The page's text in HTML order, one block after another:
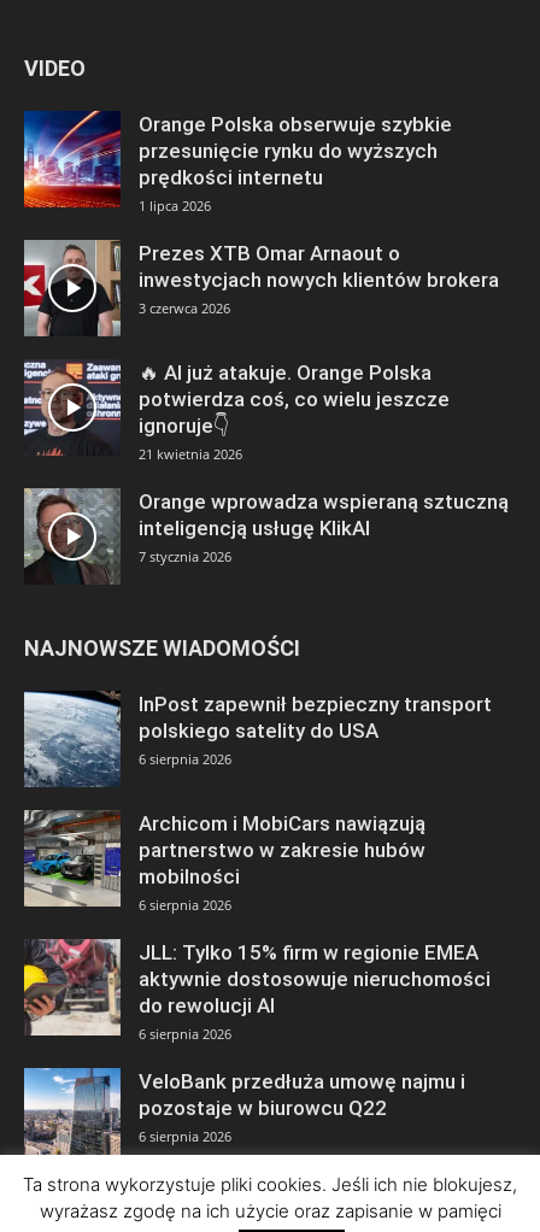
VIDEO
Orange Polska obserwuje szybkie
przesunięcie rynku do wyższych
prędkości internetu
1 lipca 2026
Prezes XTB Omar Arnaout o
inwestycjach nowych klientów brokera
3 czerwca 2026
🔥 AI już atakuje. Orange Polska
potwierdza coś, co wielu jeszcze
ignoruje👇
21 kwietnia 2026
Orange wprowadza wspieraną sztuczną
inteligencją usługę KlikAI
7 stycznia 2026
NAJNOWSZE WIADOMOŚCI
InPost zapewnił bezpieczny transport
polskiego satelity do USA
6 sierpnia 2026
Archicom i MobiCars nawiązują
partnerstwo w zakresie hubów
mobilności
6 sierpnia 2026
JLL: Tylko 15% firm w regionie EMEA
aktywnie dostosowuje nieruchomości
do rewolucji AI
6 sierpnia 2026
VeloBank przedłuża umowę najmu i
pozostaje w biurowcu Q22
6 sierpnia 2026
Ta strona wykorzystuje pliki cookies. Jeśli ich nie blokujesz,
wyrażasz zgodę na ich użycie oraz zapisanie w pamięci